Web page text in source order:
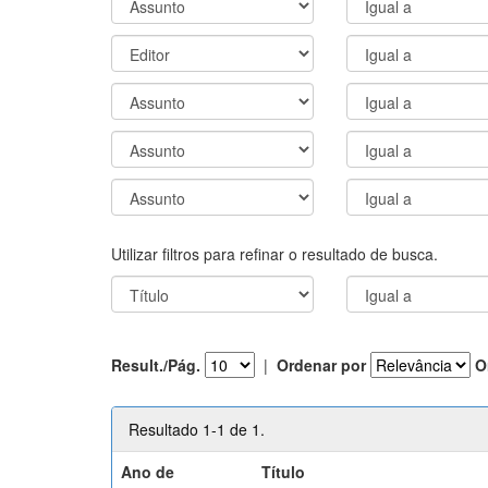
Utilizar filtros para refinar o resultado de busca.
Result./Pág. | Ordenar por
Resultado 1-1 de 1.
Ano de
Título